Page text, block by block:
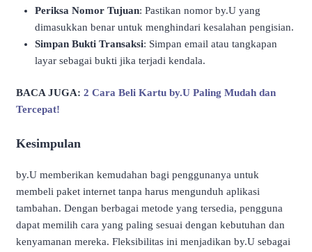
Periksa Nomor Tujuan:Pastikan nomor by.U yang
dimasukkan benar untuk menghindari kesalahan pengisian.
Simpan Bukti Transaksi: Simpan email atau tangkapan
layar sebagai bukti jika terjadi kendala.
BACA JUGA: 2 Cara Beli Kartu by.U Paling Mudah dan
Tercepat!
Kesimpulan
by.U memberikan kemudahan bagi penggunanya untuk
membeli paket internet tanpa harus mengunduh aplikasi
tambahan. Dengan berbagai metode yang tersedia, pengguna
dapat memilih cara yang paling sesuai dengan kebutuhan dan
kenyamanan mereka. Fleksibilitas ini menjadikan by.U sebagai